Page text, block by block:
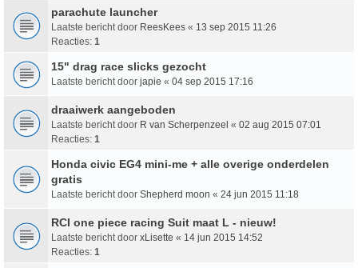
parachute launcher
Laatste bericht door ReesKees « 13 sep 2015 11:26
Reacties: 1
15" drag race slicks gezocht
Laatste bericht door japie « 04 sep 2015 17:16
draaiwerk aangeboden
Laatste bericht door R van Scherpenzeel « 02 aug 2015 07:01
Reacties: 1
Honda civic EG4 mini-me + alle overige onderdelen
gratis
Laatste bericht door Shepherd moon « 24 jun 2015 11:18
RCI one piece racing Suit maat L - nieuw!
Laatste bericht door xLisette « 14 jun 2015 14:52
Reacties: 1